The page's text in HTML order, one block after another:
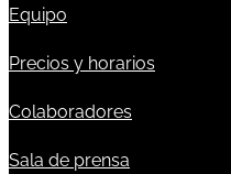
Equipo
Precios y horarios
Colaboradores
Sala de prensa